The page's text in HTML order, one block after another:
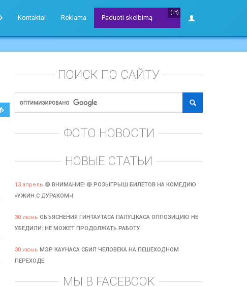
Kontaktai Reklama
(Lt)
Paduoti skelbimą
ПОИСК ПО САЙТУ
ФОТО НОВОСТИ
НОВЫЕ СТАТЬИ
13 апрель 🔴 ВНИМАНИЕ! 🔴 РОЗЫГРЫШ БИЛЕТОВ НА КОМЕДИЮ
«УЖИН С ДУРАКОМ»!
30 июнь ОБЪЯСНЕНИЯ ГИНТАУТАСА ПАЛУЦКАСА ОППОЗИЦИЮ НЕ
УБЕДИЛИ: НЕ МОЖЕТ ПРОДОЛЖАТЬ РАБОТУ
30 июнь МЭР КАУНАСА СБИЛ ЧЕЛОВЕКА НА ПЕШЕХОДНОМ
ПЕРЕХОДЕ
МЫ В FACEBOOK